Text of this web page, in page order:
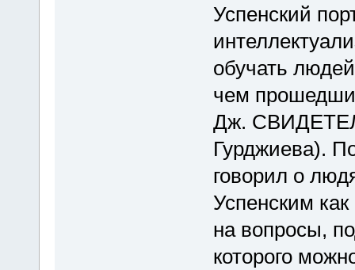
Успенский
обучать
чем
Дж.
Гурджиева).
говорил о
Успенским
на вопросы,
которого